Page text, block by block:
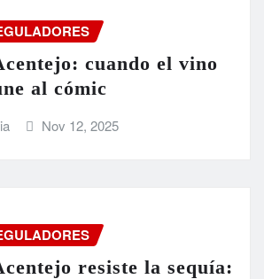
cuando el vino
al cómic
Nov 12, 2025
resiste la sequía: